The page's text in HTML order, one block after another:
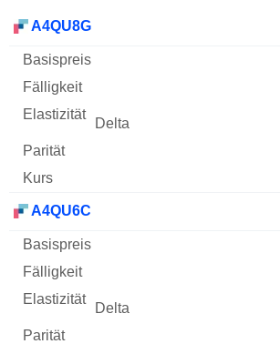
Basispreis
A4QU8G
A4QU6C